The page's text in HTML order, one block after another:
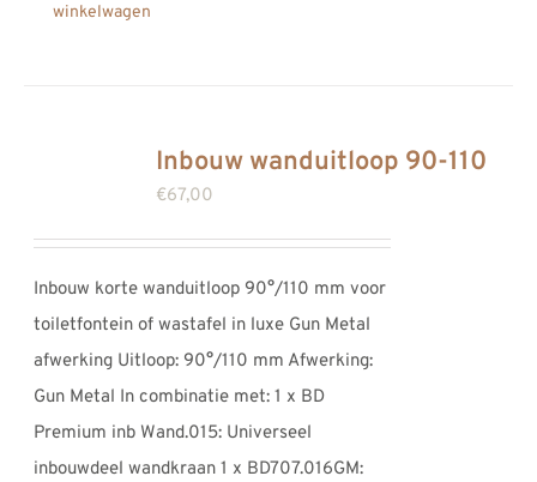
winkelwagen
Inbouw wanduitloop 90-110
€67,00
Inbouw korte wanduitloop 90°/110 mm voor
toiletfontein of wastafel in luxe Gun Metal
afwerking Uitloop: 90°/110 mm Afwerking:
Gun Metal In combinatie met: 1 x BD
Premium inb Wand.015: Universeel
inbouwdeel wandkraan 1 x BD707.016GM: